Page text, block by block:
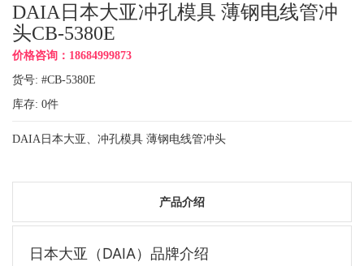
DAIA日本大亚冲孔模具 薄钢电线管冲
头CB-5380E
价格咨询：18684999873
货号: #CB-5380E
库存: 0件
DAIA日本大亚、冲孔模具 薄钢电线管冲头
产品介绍
日本大亚（DAIA）品牌介绍